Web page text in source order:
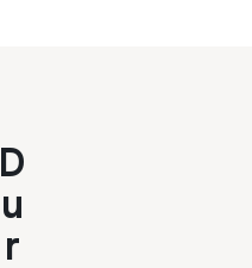
D
u
r